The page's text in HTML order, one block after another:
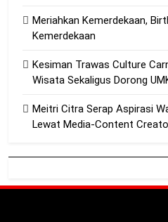
Meriahkan Kemerdekaan,
Kemerdekaan
Kesiman Trawas Culture
Wisata Sekaligus Dorong
Meitri Citra Serap Aspirasi
Lewat Media-Content